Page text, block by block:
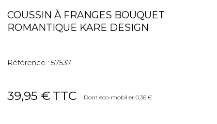
COUSSIN À FRANGES BOUQUET
ROMANTIQUE KARE DESIGN
Référence : 57537
39,95 € TTC Dont éco-mobilier 0,36 €